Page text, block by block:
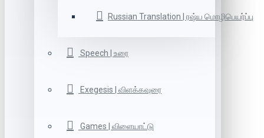
Russian Translation | ரஷ்ய மொழிபெயர்ப்பு
Speech | உரை
Exegesis | விளக்கவுரை
Games | விளையாட்டு